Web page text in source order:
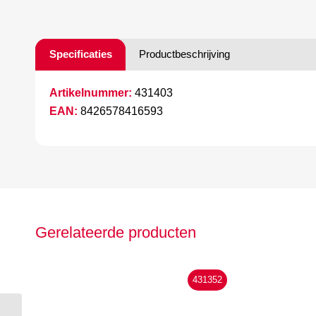
Specificaties Productbeschrijving
Artikelnummer: 431403
EAN: 8426578416593
Gerelateerde producten
431352